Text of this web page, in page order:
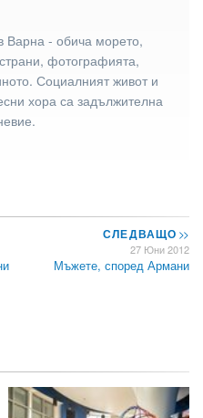
Варна - обича морето,
фотографията,
Социалният живот и
хора са задължителна
СЛЕДВАЩО>>
27 Юни 2012
Мъжете, според Армани